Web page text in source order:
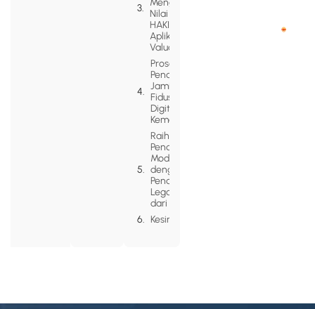
Nilai Pasar
HAKI
Aplikasi (IP
Valuation)?
Prosedur
Pendaftaran
Jaminan
Fidusia Aset
Digital ke
Kemenkumham
Raih Skema
Pendanaan
Modern
dengan
Pendampingan
Legalitas Aset
dari Legazy
Kesimpulan